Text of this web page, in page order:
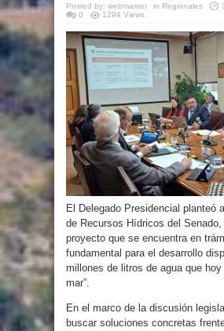
Posted by: webmaster in Regionales
0
1294 Views
El Delegado Presidencial planteó
de Recursos Hídricos del Senado,
proyecto que se encuentra en
fundamental para el desarrollo
millones de litros de agua que hoy
mar”.
En el marco de la discusión
buscar soluciones concretas